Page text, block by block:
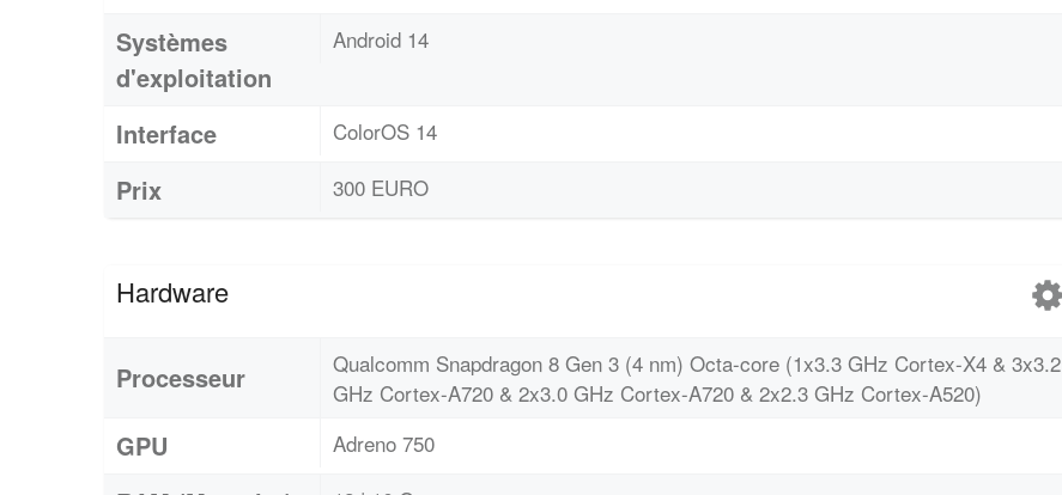
Systèmes
d'exploitation
Android 14
Interface ColorOS 14
Prix 300 EURO
Hardware
Processeur
Qualcomm Snapdragon 8 Gen 3 (4 nm) Octa-core (1x3.3 GHz Cortex-X4 & 3x3.2
GHz Cortex-A720 & 2x3.0 GHz Cortex-A720 & 2x2.3 GHz Cortex-A520)
GPU Adreno 750